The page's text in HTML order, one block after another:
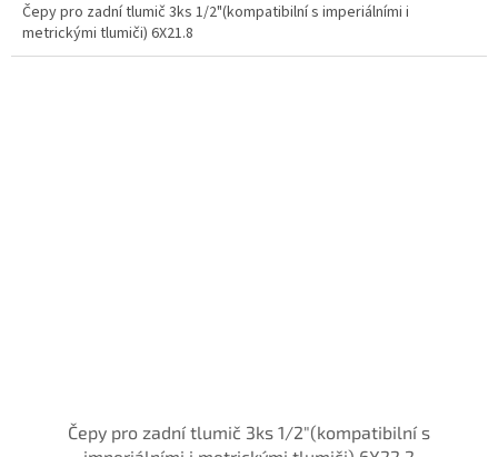
Čepy pro zadní tlumič 3ks 1/2"(kompatibilní s imperiálními i
metrickými tlumiči) 6X21.8
Čepy pro zadní tlumič 3ks 1/2"(kompatibilní s